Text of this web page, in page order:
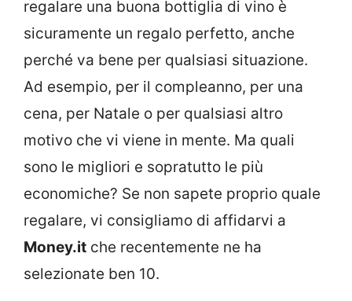
regalare una buona bottiglia di vino è
sicuramente un regalo perfetto, anche
perché va bene per qualsiasi situazione.
Ad esempio, per il compleanno, per una
cena, per Natale o per qualsiasi altro
motivo che vi viene in mente. Ma quali
sono le migliori e sopratutto le più
economiche? Se non sapete proprio quale
regalare, vi consigliamo di affidarvi a
Money.it che recentemente ne ha
selezionate ben 10.